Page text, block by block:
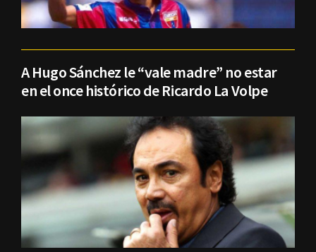
A Hugo Sánchez le “vale madre” no estar
en el once histórico de Ricardo La Volpe